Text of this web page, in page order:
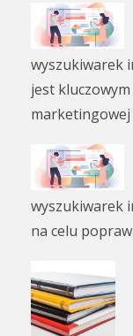
wyszukiwarek
jest
wyszukiwarek
na celu